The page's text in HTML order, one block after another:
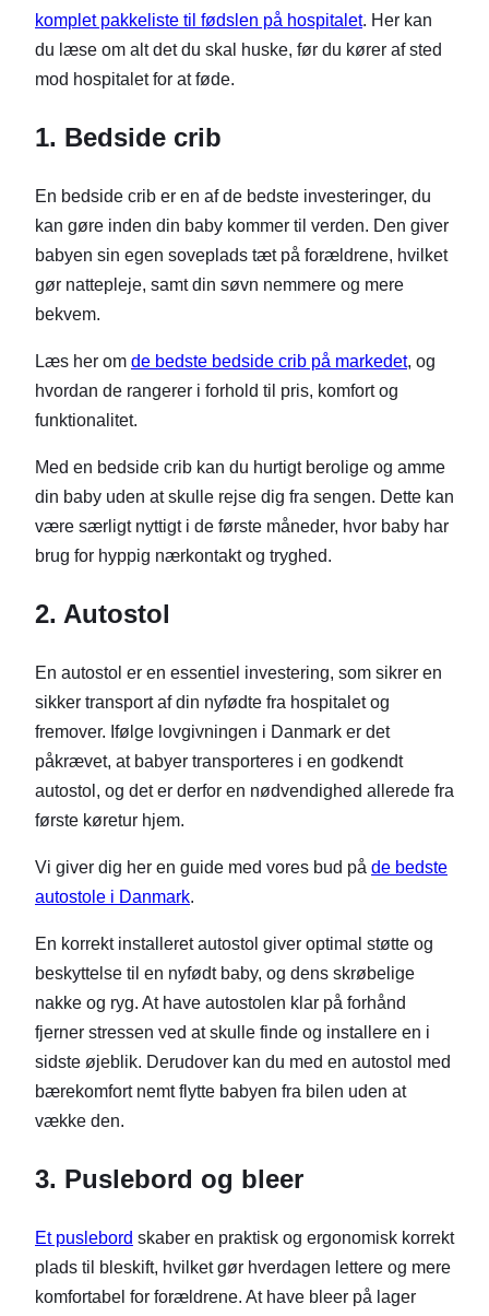
komplet pakkeliste til fødslen på hospitalet. Her kan
du læse om alt det du skal huske, før du kører af sted
mod hospitalet for at føde.
1. Bedside crib
En bedside crib er en af de bedste investeringer, du
kan gøre inden din baby kommer til verden. Den giver
babyen sin egen soveplads tæt på forældrene, hvilket
gør nattepleje, samt din søvn nemmere og mere
bekvem.
Læs her om de bedste bedside crib på markedet, og
hvordan de rangerer i forhold til pris, komfort og
funktionalitet.
Med en bedside crib kan du hurtigt berolige og amme
din baby uden at skulle rejse dig fra sengen. Dette kan
være særligt nyttigt i de første måneder, hvor baby har
brug for hyppig nærkontakt og tryghed.
2. Autostol
En autostol er en essentiel investering, som sikrer en
sikker transport af din nyfødte fra hospitalet og
fremover. Ifølge lovgivningen i Danmark er det
påkrævet, at babyer transporteres i en godkendt
autostol, og det er derfor en nødvendighed allerede fra
første køretur hjem.
Vi giver dig her en guide med vores bud på de bedste
autostole i Danmark.
En korrekt installeret autostol giver optimal støtte og
beskyttelse til en nyfødt baby, og dens skrøbelige
nakke og ryg. At have autostolen klar på forhånd
fjerner stressen ved at skulle finde og installere en i
sidste øjeblik. Derudover kan du med en autostol med
bærekomfort nemt flytte babyen fra bilen uden at
vække den.
3. Puslebord og bleer
Et puslebord skaber en praktisk og ergonomisk korrekt
plads til bleskift, hvilket gør hverdagen lettere og mere
komfortabel for forældrene. At have bleer på lager